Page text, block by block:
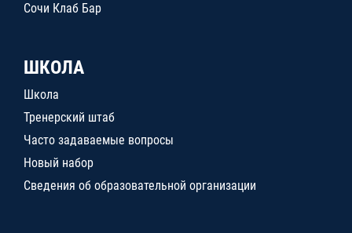
Сочи Клаб Бар
ШКОЛА
Школа
Тренерский штаб
Часто задаваемые вопросы
Новый набор
Сведения об образовательной организации